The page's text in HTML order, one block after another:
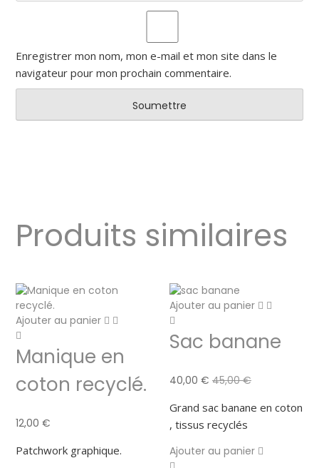
Enregistrer mon nom, mon e-mail et mon site dans le
navigateur pour mon prochain commentaire.
Produits similaires
Ajouter au panier
Manique en
coton recyclé.
12,00 €
Patchwork graphique.
Ajouter au panier
Sac banane
40,00 € 45,00€
Grand sac banane en coton
, tissus recyclés
Ajouter au panier